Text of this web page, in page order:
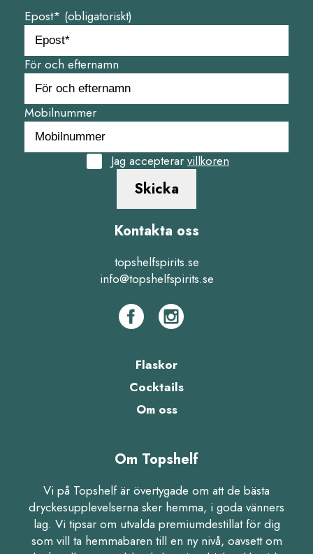
Epost* (obligatoriskt)
För och efternamn
Mobilnummer
Jag accepterar villkoren
Skicka
Kontakta oss
topshelfspirits.se
info@topshelfspirits.se
Flaskor
Cocktails
Om oss
Om Topshelf
Vi på Topshelf är övertygade om att de bästa
dryckesupplevelserna sker hemma, i goda vänners
lag. Vi tipsar om utvalda premiumdestillat för dig
som vill ta hemmabaren till en ny nivå, oavsett om